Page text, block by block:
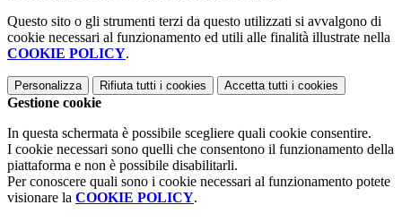
Questo sito o gli strumenti terzi da questo utilizzati si avvalgono di
cookie necessari al funzionamento ed utili alle finalità illustrate nella
COOKIE POLICY.
Personalizza Rifiuta tutti i cookies Accetta tutti i cookies
Gestione cookie
In questa schermata è possibile scegliere quali cookie consentire.
I cookie necessari sono quelli che consentono il funzionamento della
piattaforma e non è possibile disabilitarli.
Per conoscere quali sono i cookie necessari al funzionamento potete
visionare la COOKIE POLICY.